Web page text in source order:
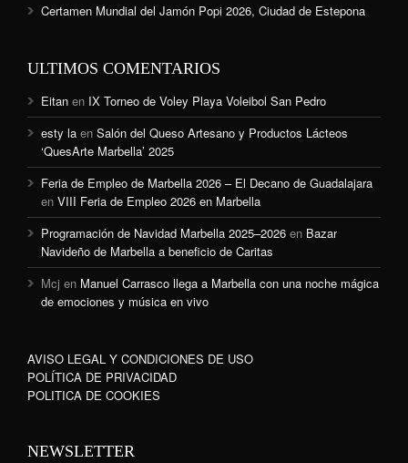
Certamen Mundial del Jamón Popi 2026, Ciudad de Estepona
ULTIMOS COMENTARIOS
Eitan en IX Torneo de Voley Playa Voleibol San Pedro
esty la en Salón del Queso Artesano y Productos Lácteos
‘QuesArte Marbella’ 2025
Feria de Empleo de Marbella 2026 – El Decano de Guadalajara
en VIII Feria de Empleo 2026 en Marbella
Programación de Navidad Marbella 2025–2026 en Bazar
Navideño de Marbella a beneficio de Caritas
Mcj en Manuel Carrasco llega a Marbella con una noche mágica
de emociones y música en vivo
AVISO LEGAL Y CONDICIONES DE USO
POLÍTICA DE PRIVACIDAD
POLITICA DE COOKIES
NEWSLETTER